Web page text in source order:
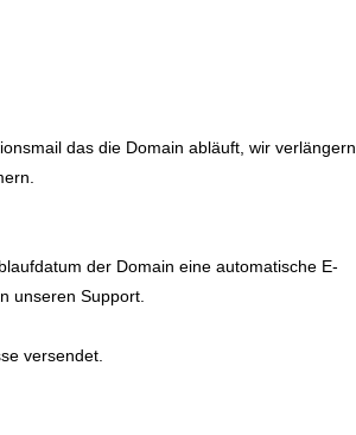
das die Domain abläuft, wir verlängern
der Domain eine automatische E-
unseren Support.
versendet.